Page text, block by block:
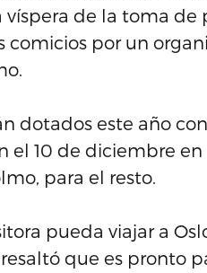
de la toma de
comicios por un
dotados este año
el 10 de diciembre
para el resto.
pueda viajar a
que es pronto